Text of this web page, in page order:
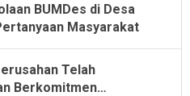
BUMDes di Desa
Masyarakat
Telah
Berkomitmen